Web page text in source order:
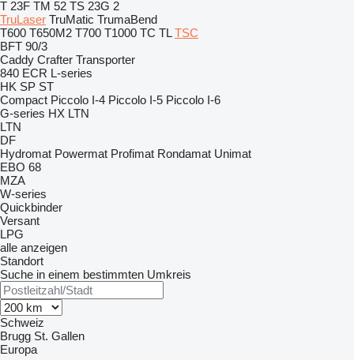
T 23F TM 52 TS 23G 2
TruLaser TruMatic TrumaBend
T600 T650M2 T700 T1000 TC TL TSC
BFT 90/3
Caddy Crafter Transporter
840 ECR L-series
HK SP ST
Compact Piccolo I-4 Piccolo I-5 Piccolo I-6
G-series HX LTN
LTN
DF
Hydromat Powermat Profimat Rondamat Unimat
EBO 68
MZA
W-series
Quickbinder
Versant
LPG
alle anzeigen
Standort
Suche in einem bestimmten Umkreis
Schweiz
Brugg St. Gallen
Europa